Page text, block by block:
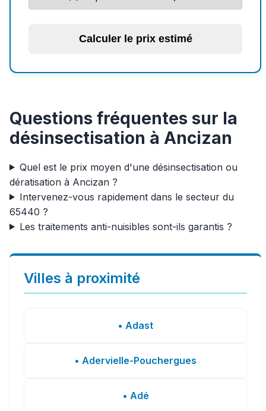
Calculer le prix estimé
Questions fréquentes sur la
désinsectisation à Ancizan
Quel est le prix moyen d'une désinsectisation ou
dératisation à Ancizan ?
Intervenez-vous rapidement dans le secteur du
65440 ?
Les traitements anti-nuisibles sont-ils garantis ?
Villes à proximité
• Adast
• Adervielle-Pouchergues
• Adé